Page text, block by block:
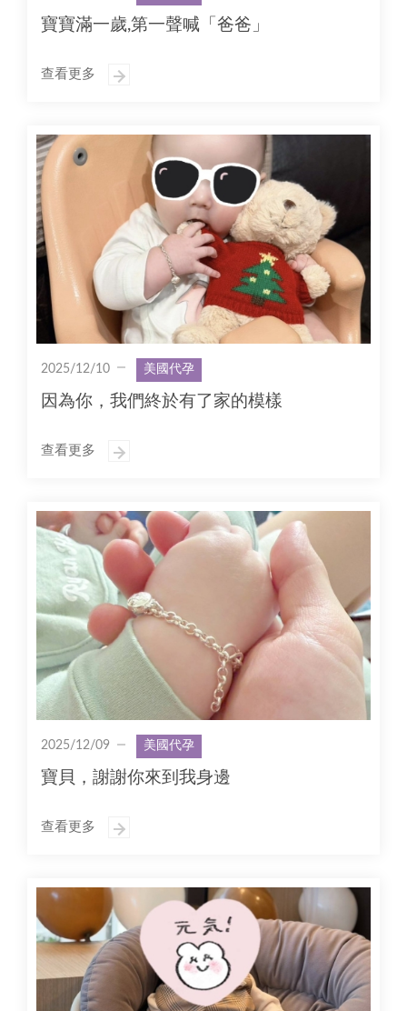
寶寶滿一歲,第一聲喊「爸爸」
查看更多
2025/12/10 美國代孕
因為你，我們終於有了家的模樣
查看更多
2025/12/09 美國代孕
寶貝，謝謝你來到我身邊
查看更多